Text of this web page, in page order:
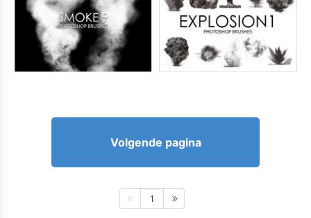
Volgende pagina
1